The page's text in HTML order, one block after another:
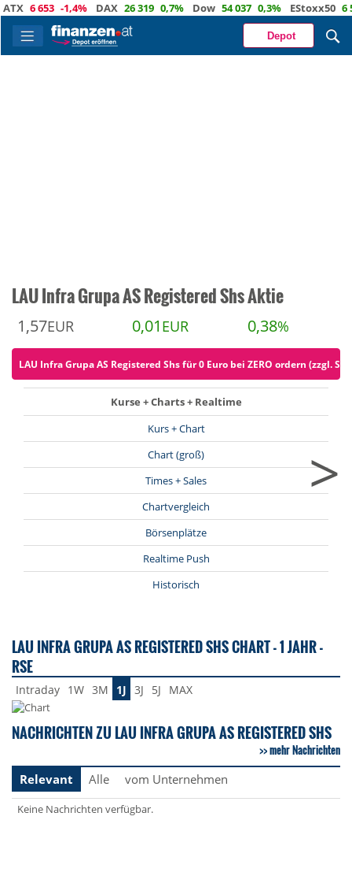
6 653 -1,4% DAX 26 319 0,7% Dow 54 037 0,3% EStoxx50 6 524
Depot
LAU Infra Grupa AS Registered Shs Aktie
1,57EUR 0,01 EUR 0,38%
LAU Infra Grupa AS Registered Shs für 0 Euro bei ZERO ordern (zzgl.
Kurse + Charts + Realtime
Kurs + Chart
Chart (groß)
Times + Sales
Chartvergleich
Börsenplätze
Realtime Push
Historisch
>
LAU INFRA GRUPA AS REGISTERED SHS CHART - 1 JAHR -
RSE
Intraday 1W 3M 1J 3J 5J MAX
NACHRICHTEN ZU LAU INFRA GRUPA AS REGISTERED SHS
mehr Nachrichten
Relevant
Alle vom Unternehmen
Keine Nachrichten verfügbar.